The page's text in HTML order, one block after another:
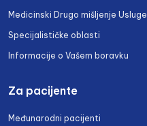
Medicinski Drugo mišljenje Usluge
Specijalističke oblasti
Informacije o Vašem boravku
Za pacijente
Međunarodni pacijenti